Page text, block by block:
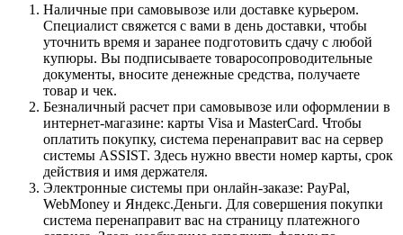
Наличные при самовывозе или доставке курьером.
Специалист свяжется с вами в день доставки, чтобы
уточнить время и заранее подготовить сдачу с любой
купюры. Вы подписываете товаросопроводительные
документы, вносите денежные средства, получаете
товар и чек.
Безналичный расчет при самовывозе или оформлении в
интернет-магазине: карты Visa и MasterCard. Чтобы
оплатить покупку, система перенаправит вас на сервер
системы ASSIST. Здесь нужно ввести номер карты, срок
действия и имя держателя.
Электронные системы при онлайн-заказе: PayPal,
WebMoney и Яндекс.Деньги. Для совершения покупки
система перенаправит вас на страницу платежного